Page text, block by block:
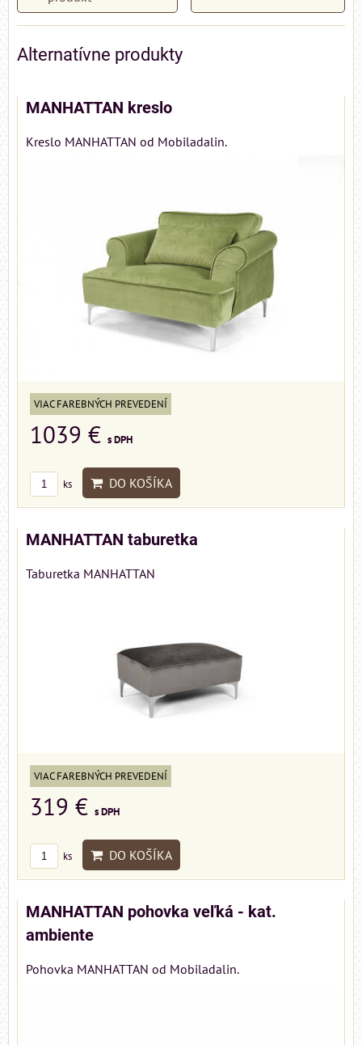
Alternatívne produkty
MANHATTAN kreslo
Kreslo MANHATTAN od Mobiladalin.
VIAC FAREBNÝCH PREVEDENÍ
1039 € s DPH
ks DO KOŠÍKA
MANHATTAN taburetka
Taburetka MANHATTAN
VIAC FAREBNÝCH PREVEDENÍ
319 € s DPH
ks DO KOŠÍKA
MANHATTAN pohovka veľká - kat.
ambiente
Pohovka MANHATTAN od Mobiladalin.